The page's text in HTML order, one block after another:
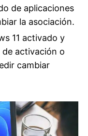
de aplicaciones
la asociación.
11 activado y
activación o
cambiar